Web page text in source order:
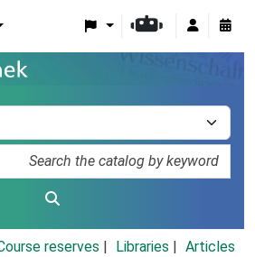
reserves Libraries
Articles